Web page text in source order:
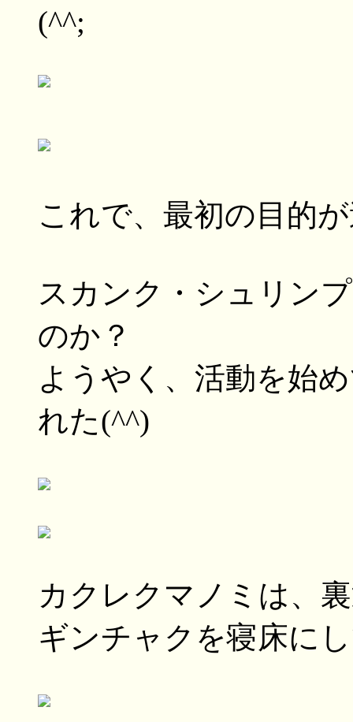
(^^;
これで、最初の目的
スカンク・シュリン
のか？
ようやく、活動を始
れた(^^)
カクレクマノミは、
ギンチャクを寝床に